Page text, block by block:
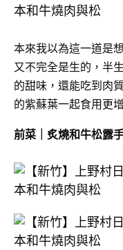
本來我以為這一道是
又不完全是生的，半
的甜味，還能吃到肉
的紫蘇葉一起食用更
前菜｜炙燒和牛松露